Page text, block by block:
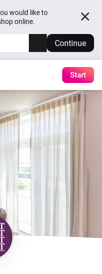
would like to
online.
Continue
Start